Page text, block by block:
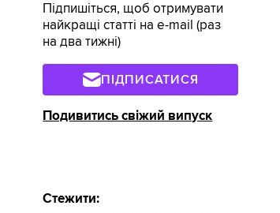
Підпишіться, щоб отримувати
найкращі статті на e-mail (раз
на два тижні)
ПІДПИСАТИСЯ
Подивитись свіжий випуск
Стежити: